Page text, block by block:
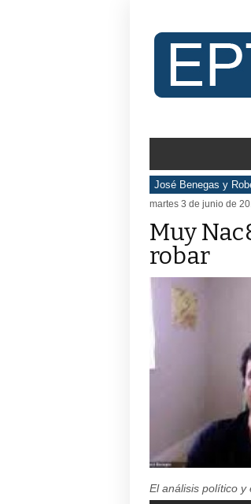
José Benegas y
martes 3 de junio de
Muy
robar
El análisis político y